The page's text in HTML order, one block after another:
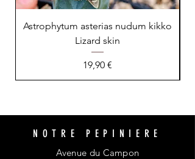
Astrophytum asterias nudum kikko
Lizard skin
Prix
19,90 €
NOTRE PEPINIERE
Avenue du Campon